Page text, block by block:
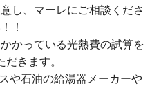
し、マーレにご相談くださ
！
かっている光熱費の試算を
だきます。
や石油の給湯器メーカーや